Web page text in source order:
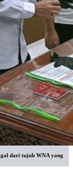
dari tujuh WNA yang